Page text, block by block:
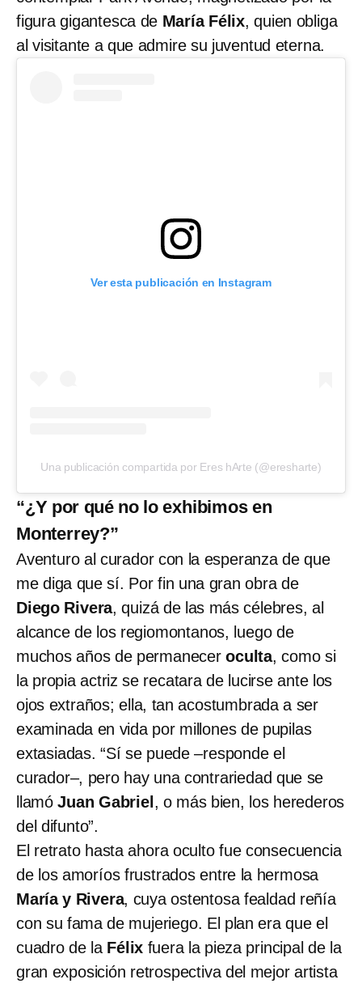
figura gigantesca de María Félix, quien obliga
al visitante a que admire su juventud eterna.
Ver esta publicación en Instagram
Una publicación compartida por Eres hArte (@eresharte)
“¿Y por qué no lo exhibimos en
Monterrey?”
Aventuro al curador con la esperanza de que
me diga que sí. Por fin una gran obra de
Diego Rivera, quizá de las más célebres, al
alcance de los regiomontanos, luego de
muchos años de permaneceroculta, como si
la propia actriz se recatara de lucirse ante los
ojos extraños; ella, tan acostumbrada a ser
examinada en vida por millones de pupilas
extasiadas. “Sí se puede –responde el
curador–, pero hay una contrariedad que se
llamóJuan Gabriel , o más bien, los herederos
del difunto”.
El retrato hasta ahora oculto fue consecuencia
de los amoríos frustrados entre la hermosa
María y Rivera, cuya ostentosa fealdad reñía
con su fama de mujeriego. El plan era que el
cuadro de la Félix fuera la pieza principal de la
gran exposición retrospectiva del mejor artista